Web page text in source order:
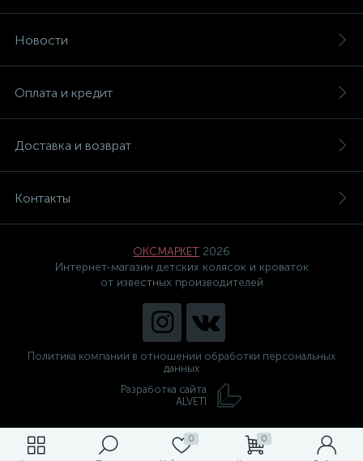
0 0
Новости
Оплата и кредит
Доставка и возврат
Контакты
ОКСМАРКЕТ 2026
Интернет-магазин детских колясок и кроваток
от известных производителей
Политика компании в отношении обработки персональных
данных
Разработка сайта
ALVETI